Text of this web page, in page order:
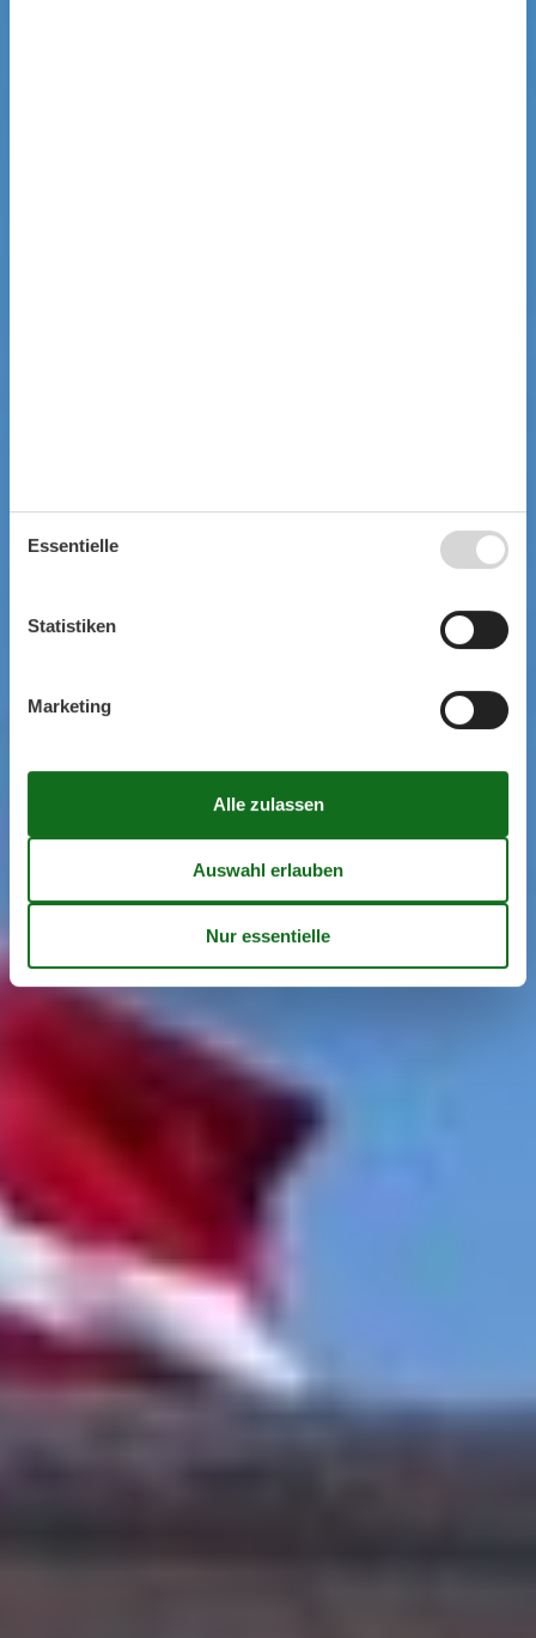
Essentielle
Statistiken
Marketing